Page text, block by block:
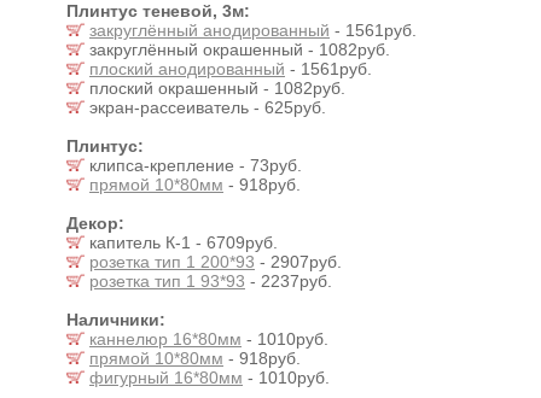
Плинтус теневой, 3м:
закруглённый анодированный - 1561руб.
закруглённый окрашенный - 1082руб.
плоский анодированный - 1561руб.
плоский окрашенный - 1082руб.
экран-рассеиватель - 625руб.
Плинтус:
клипса-крепление - 73руб.
прямой 10*80мм - 918руб.
Декор:
капитель К-1 - 6709руб.
розетка тип 1 200*93 - 2907руб.
розетка тип 1 93*93 - 2237руб.
Наличники:
каннелюр 16*80мм - 1010руб.
прямой 10*80мм - 918руб.
фигурный 16*80мм - 1010руб.